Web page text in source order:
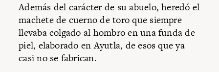
Además del carácter de su abuelo, heredó el
machete de cuerno de toro que siempre
llevaba colgado al hombro en una funda de
piel, elaborado en Ayutla, de esos que ya
casi no se fabrican.